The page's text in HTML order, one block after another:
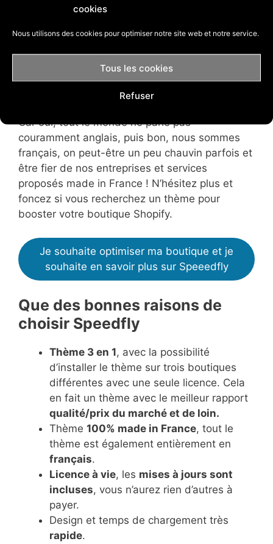
cookies
Nous utilisons des cookies pour optimiser notre site web et notre service.
Tous les cookies
Refuser
et grâce aux recommandations et remarques
qu’ils reçoivent, ils adaptent leur produit afin de
créé par une entreprise française.
Car oui, tout le monde ne parle pas
couramment anglais, puis bon, nous sommes
français, on peut-être un peu chauvin parfois et
être fier de nos entreprises et services
proposés made in France ! N’hésitez plus et
foncez si vous recherchez un thème pour
booster votre boutique Shopify.
Je souhaite optimiser ma boutique et je
souhaite en savoir plus sur Speeedfly
Que des bonnes raisons de
choisir Speedfly
Thème 3 en 1, avec la possibilité
d’installer le thème sur trois boutiques
différentes avec une seule licence. Cela
en fait un thème avec le meilleur rapport
qualité/prix du marché et de loin.
Thème 100% made in France, tout le
thème est également entièrement en
français.
Licence à vie, les mises à jours sont
incluses, vous n’aurez rien d’autres à
payer.
Design et temps de chargement très
rapide.